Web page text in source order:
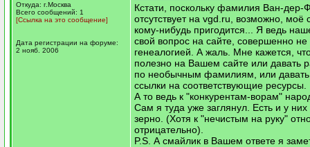
Откуда: г.Москва
Всего сообщений: 1
[Ссылка на это сообщение]
Дата регистрации на форуме:
2 нояб. 2006
Кстати, поскольку фамилия Ван-дер-
отсутствует на vgd.ru, возможно, моё
кому-нибудь пригодится... Я ведь
свой вопрос на сайте, совершенно не
генеалогией. А жаль. Мне кажется,
полезно на Вашем сайте или давать
по необычным фамилиям, или
ссылки на соответствующие ресурсы.
А то ведь к "конкурентам-ворам"
Сам я туда уже заглянул. Есть и у
зерно. (Хотя к "нечистым на руку"
отрицательно).
P.S. А смайлик в Вашем ответе я